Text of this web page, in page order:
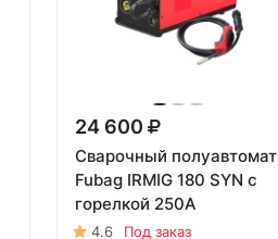
24 600
Сварочный полуавтомат
Fubag IRMIG 180 SYN с
горелкой 250A
4.6
Под заказ